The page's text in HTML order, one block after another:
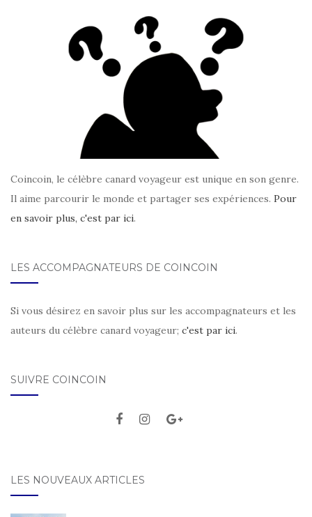
Coincoin, le célèbre canard voyageur est unique en son genre.
Il aime parcourir le monde et partager ses expériences. Pour
en savoir plus, c'est par ici.
LES ACCOMPAGNATEURS DE COINCOIN
Si vous désirez en savoir plus sur les accompagnateurs et les
auteurs du célèbre canard voyageur; c'est par ici.
SUIVRE COINCOIN
LES NOUVEAUX ARTICLES